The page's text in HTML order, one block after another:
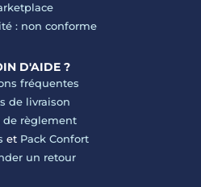
: non conforme
D'AIDE ?
fréquentes
de livraison
de règlement
et Pack Confort
un retour